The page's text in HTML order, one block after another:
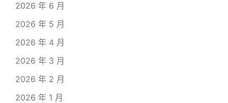
2026 年 6 月
2026 年 5 月
2026 年 4 月
2026 年 3 月
2026 年 2 月
2026 年 1 月